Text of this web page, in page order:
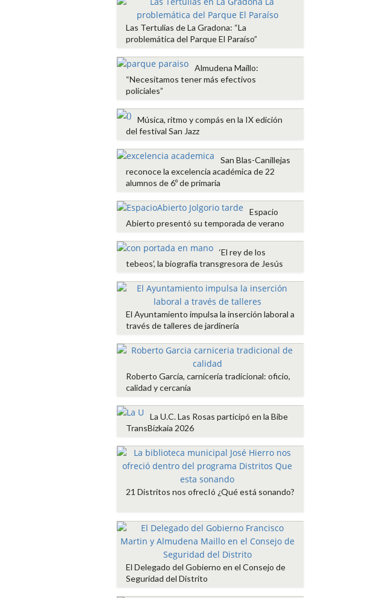
Las Tertulias de La Gradona: “La
problemática del Parque El Paraíso”
Almudena Maíllo:
“Necesitamos tener más efectivos
policiales”
Música, ritmo y compás en la IX edición
del festival San Jazz
San Blas-Canillejas
reconoce la excelencia académica de 22
alumnos de 6º de primaria
Espacio
Abierto presentó su temporada de verano
‘El rey de los
tebeos’, la biografía transgresora de Jesús
El Ayuntamiento impulsa la inserción laboral a
través de talleres de jardinería
Roberto García, carnicería tradicional: oficio,
calidad y cercanía
La U.C. Las Rosas participó en la Bibe
TransBizkaia 2026
21 Distritos nos ofrecIó ¿Qué está sonando?
El Delegado del Gobierno en el Consejo de
Seguridad del Distrito